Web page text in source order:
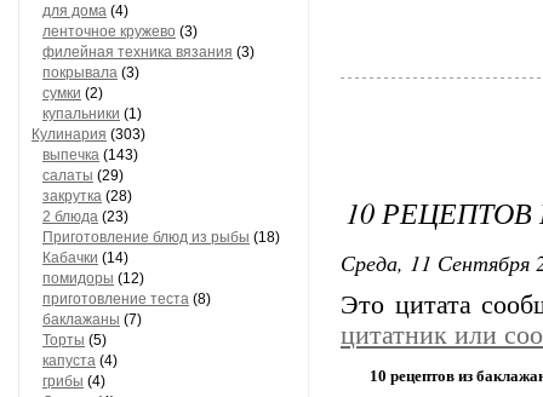
для дома (4)
ленточное кружево (3)
филейная техника вязания (3)
покрывала (3)
сумки (2)
купальники (1)
Кулинария (303)
выпечка (143)
салаты (29)
закрутка (28)
2 блюда (23)
Приготовление блюд из рыбы (18)
Кабачки (14)
помидоры (12)
приготовление теста (8)
баклажаны (7)
Торты (5)
капуста (4)
грибы (4)
10
Среда, 11 Сентября
Это цитата
цитатник или
10 рецептов из